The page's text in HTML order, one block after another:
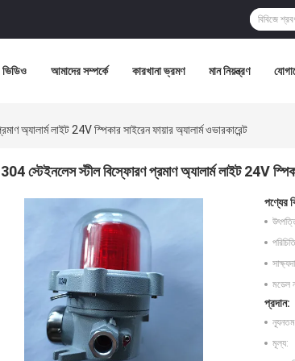
ভিডিও আমাদের সম্পর্কে কারখানা ভ্রমণ মান নিয়ন্ত্রণ
অ্যালার্ম লাইট 24V স্পিকার সাইরেন ফায়ার অ্যালার্ম ওভারকারেন্ট
304 স্টেইনলেস স্টীল বিস্ফোরণ প্রমাণ অ্যালার্ম লাইট 24V
পণ্যের
মডেল
প্রদান:
ন্যূনতম
মূল্য: